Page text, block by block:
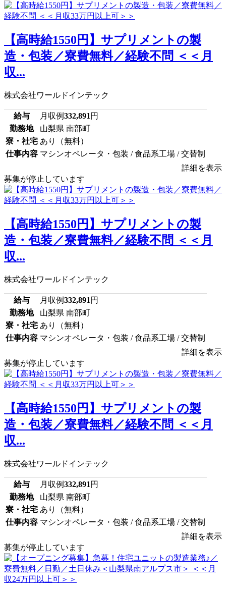
【高時給1550円】サプリメントの製
造・包装／寮費無料／経験不問 ＜＜月
収...
株式会社ワールドインテック
給与 月収例332,891 円
勤務地
山梨県 南部町
寮・社宅 あり（無料）
仕事内容 マシンオペレータ・包装 / 食品系工場 / 交替制
詳細を表示
募集が停止しています
【高時給1550円】サプリメントの製
造・包装／寮費無料／経験不問 ＜＜月
収...
株式会社ワールドインテック
給与 月収例332,891 円
勤務地
山梨県 南部町
寮・社宅 あり（無料）
仕事内容 マシンオペレータ・包装 / 食品系工場 / 交替制
詳細を表示
募集が停止しています
【高時給1550円】サプリメントの製
造・包装／寮費無料／経験不問 ＜＜月
収...
株式会社ワールドインテック
給与 月収例332,891 円
勤務地
山梨県 南部町
寮・社宅 あり（無料）
仕事内容 マシンオペレータ・包装 / 食品系工場 / 交替制
詳細を表示
募集が停止しています